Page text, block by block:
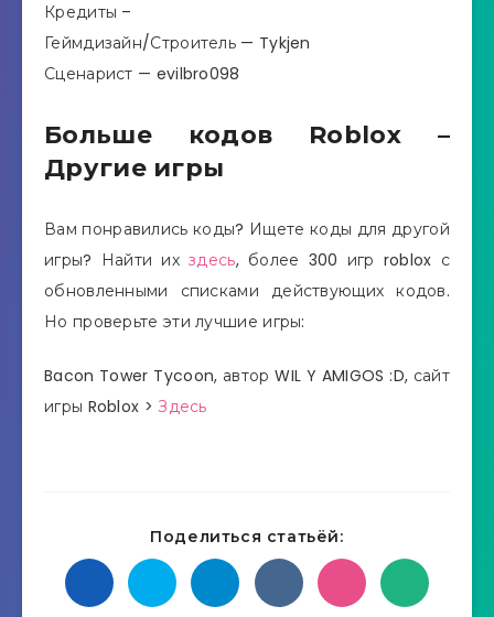
Кредиты –
Геймдизайн/Строитель — Tykjen
Сценарист — evilbro098
Больше кодов Roblox –
Другие игры
Вам понравились коды? Ищете коды для другой
игры? Найти ихздесь, более 300 игр roblox с
обновленными списками действующих кодов.
Но проверьте эти лучшие игры:
Bacon Tower Tycoon, автор WIL Y AMIGOS :D, сайт
игры Roblox >Здесь
Поделиться статьёй: